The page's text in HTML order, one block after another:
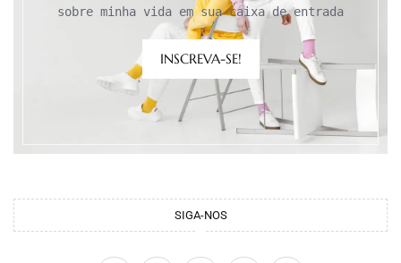
sobre minha vida em sua caixa de entrada
INSCREVA-SE!
SIGA-NOS